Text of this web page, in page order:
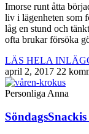
Imorse runt åtta
liv i lägenheten som
låg en stund och
ofta brukar försöka
LÄS HELA
april 2, 2017 22
Personliga Anna